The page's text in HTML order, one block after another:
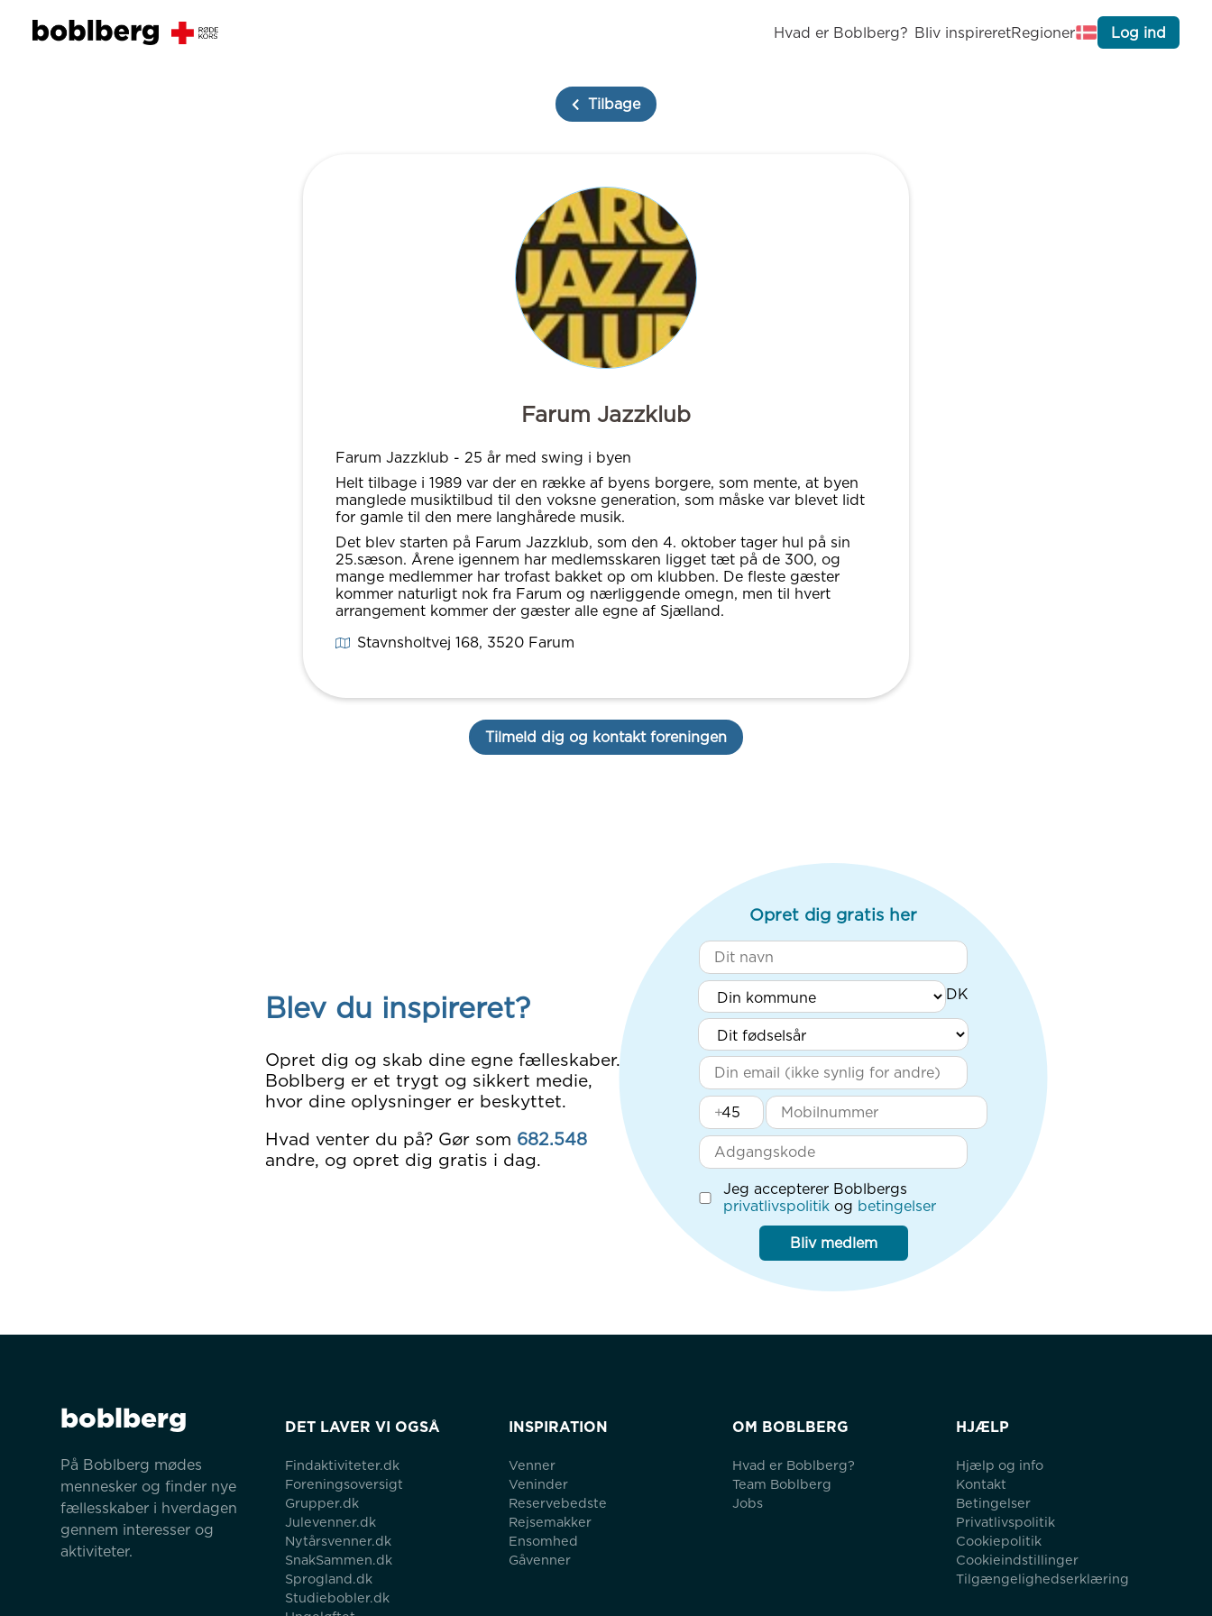
Hvad er Boblberg? Bliv inspireretRegioner Log ind
Tilbage
Farum Jazzklub
Farum Jazzklub - 25 år med swing i byen
Helt tilbage i 1989 var der en række af byens borgere, som mente, at byen
manglede musiktilbud til den voksne generation, som måske var blevet lidt
for gamle til den mere langhårede musik.
Det blev starten på Farum Jazzklub, som den 4. oktober tager hul på sin
25.sæson. Årene igennem har medlemsskaren ligget tæt på de 300, og
mange medlemmer har trofast bakket op om klubben. De fleste gæster
kommer naturligt nok fra Farum og nærliggende omegn, men til hvert
arrangement kommer der gæster alle egne af Sjælland.
Stavnsholtvej 168, 3520Farum
Tilmeld dig og kontakt foreningen
Blev du inspireret?
Opret dig og skab dine egne fælleskaber.
Boblberg er et trygt og sikkert medie,
hvor dine oplysninger er beskyttet.
Hvad venter du på? Gør som 682.548
andre, og opret dig gratis i dag.
Opret dig gratis her
+
Jeg accepterer Boblbergs
privatlivspolitik og betingelser
Bliv medlem
boblberg
På Boblberg mødes
mennesker og finder nye
fællesskaber i hverdagen
gennem interesser og
aktiviteter.
DET LAVER VI OGSÅ
Findaktiviteter.dk
Foreningsoversigt
Grupper.dk
Julevenner.dk
Nytårsvenner.dk
SnakSammen.dk
Sprogland.dk
Studiebobler.dk
INSPIRATION
Venner
Veninder
Reservebedste
Rejsemakker
Ensomhed
Gåvenner
OM BOBLBERG
Hvad er Boblberg?
Team Boblberg
Jobs
HJÆLP
Hjælp og info
Kontakt
Betingelser
Privatlivspolitik
Cookiepolitik
Cookieindstillinger
Tilgængelighedserklæring